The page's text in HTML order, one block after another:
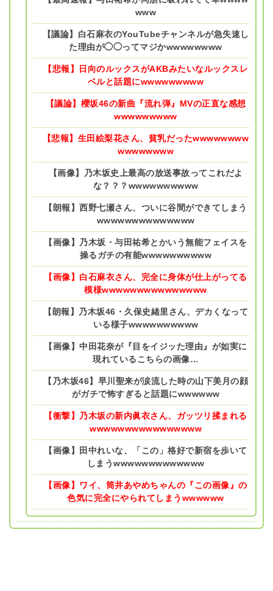
www
【議論】白石麻衣のYouTubeチャンネルが急失速し
た理由が◯◯ってマジかwwwwwwww
【悲報】日向のルックスがAKBみたいなルックスレ
ベルと話題にwwwwwwwww
【議論】櫻坂46の新曲『流れ弾』MVの正直な感想
wwwwwwwww
【悲報】生田絵梨花さん、貧乳だったwwwwwwww
wwwwwwww
【画像】乃木坂史上最高の放送事故ってこれだよ
な？？？wwwwwwwwww
【朗報】西野七瀬さん、ついに谷間ができてしまう
wwwwwwwwwwwwww
【画像】乃木坂・与田祐希とかいう無能フェイスを
操るガチの有能wwwwwwwwww
【画像】白石麻衣さん、完全に身体が仕上がってる
模様wwwwwwwwwwwwwww
【朗報】乃木坂46・久保史緒里さん、デカくなって
いる様子wwwwwwwwww
【画像】中田花奈が『目をイジッた理由』が如実に
現れているこちらの画像…
【乃木坂46】早川聖来が涙流した時の山下美月の顔
がガチで怖すぎると話題にwwwwww
【衝撃】乃木坂の新内眞衣さん、ガッツリ揉まれる
wwwwwwwwwwwwwwww
【画像】田中れいな、「この」格好で新宿を歩いて
しまうwwwwwwwwwwwww
【画像】ワイ、筒井あやめちゃんの『この画像』の
色気に完全にやられてしまうwwwwww